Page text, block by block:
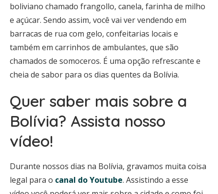
boliviano chamado frangollo, canela, farinha de milho
e açúcar. Sendo assim, você vai ver vendendo em
barracas de rua com gelo, confeitarias locais e
também em carrinhos de ambulantes, que são
chamados de somoceros. É uma opção refrescante e
cheia de sabor para os dias quentes da Bolívia.
Quer saber mais sobre a
Bolívia? Assista nosso
vídeo!
Durante nossos dias na Bolívia, gravamos muita coisa
legal para o canal do Youtube. Assistindo a esse